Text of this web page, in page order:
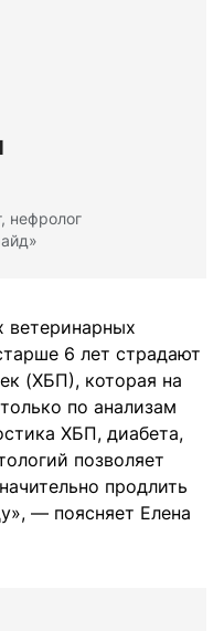
нефролог
6 лет страдают
(ХБП), которая на
по анализам
ХБП, диабета,
позволяет
продлить
— поясняет Елена